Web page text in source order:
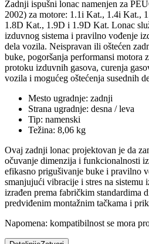
Zadnji ispušni lonac namenjen za
2002) za motore: 1.1i Kat., 1.4i Kat.,
1.8D Kat., 1.9D i 1.9D Kat. Lonac
izduvnog sistema i pravilno vođenje
dela vozila. Neispravan ili oštećen
buke, pogoršanja performansi motora
protoku izduvnih gasova, curenja
vozila i mogućeg oštećenja susednih
Mesto ugradnje: zadnji
Strana ugradnje: desna / leva
Tip: namenski
Težina: 8,06 kg
Ovaj zadnji lonac projektovan je da
očuvanje dimenzija i funkcionalnosti
efikasno prigušivanje buke i pravilno
smanjujući vibracije i stres na
izrađen prema fabričkim standardima
predviđenim montažnim tačkama i
Napomena: kompatibilnost se mora